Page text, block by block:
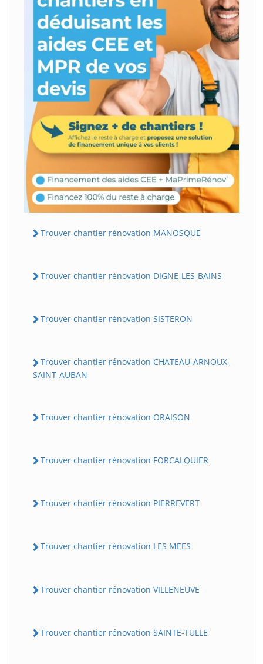
Trouver chantier rénovation MANOSQUE
Trouver chantier rénovation DIGNE-LES-BAINS
Trouver chantier rénovation SISTERON
Trouver chantier rénovation CHATEAU-ARNOUX-
SAINT-AUBAN
Trouver chantier rénovation ORAISON
Trouver chantier rénovation FORCALQUIER
Trouver chantier rénovation PIERREVERT
Trouver chantier rénovation LES MEES
Trouver chantier rénovation VILLENEUVE
Trouver chantier rénovation SAINTE-TULLE